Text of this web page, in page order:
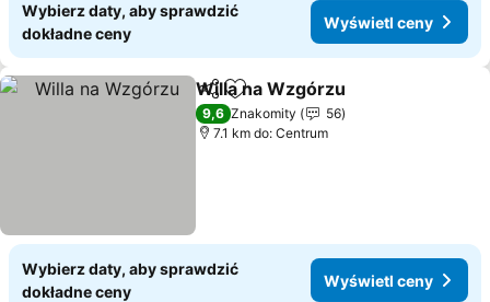
Wybierz daty, aby sprawdzić
dokładne ceny
Wyświetl ceny
Udostępnij
Dodaj do ulubionych
Willa na Wzgórzu
9,6 Znakomity
56
7.1 km do: Centrum
Wybierz daty, aby sprawdzić
dokładne ceny
Wyświetl ceny